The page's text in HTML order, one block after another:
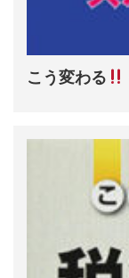
こう変わる